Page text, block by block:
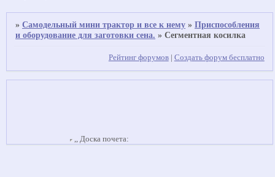
»Самодельный мини трактор и все к нему »Приспособления
и оборудование для заготовки сена. »Сегментная косилка
Рейтинг форумов| Создать форум бесплатно
,, Доска почета: